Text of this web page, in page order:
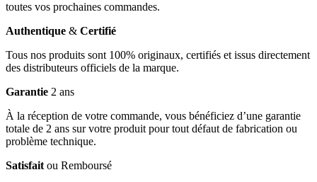
toutes vos prochaines commandes.
Authentique & Certifié
Tous nos produits sont 100% originaux, certifiés et issus directement
des distributeurs officiels de la marque.
Garantie 2 ans
À la réception de votre commande, vous bénéficiez d’une garantie
totale de 2 ans sur votre produit pour tout défaut de fabrication ou
problème technique.
Satisfait ou Remboursé